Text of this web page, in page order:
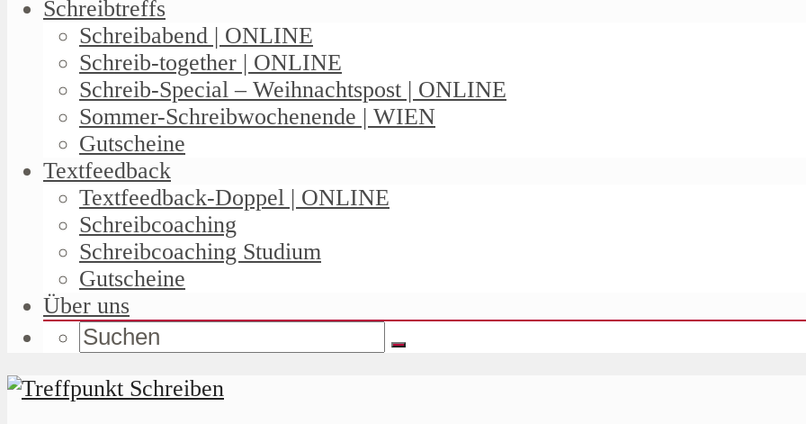
Schreibtreffs
Schreibabend | ONLINE
Schreib-together | ONLINE
Schreib-Special – Weihnachtspost | ONLINE
Sommer-Schreibwochenende | WIEN
Gutscheine
Textfeedback
Textfeedback-Doppel | ONLINE
Schreibcoaching
Schreibcoaching Studium
Gutscheine
Über uns